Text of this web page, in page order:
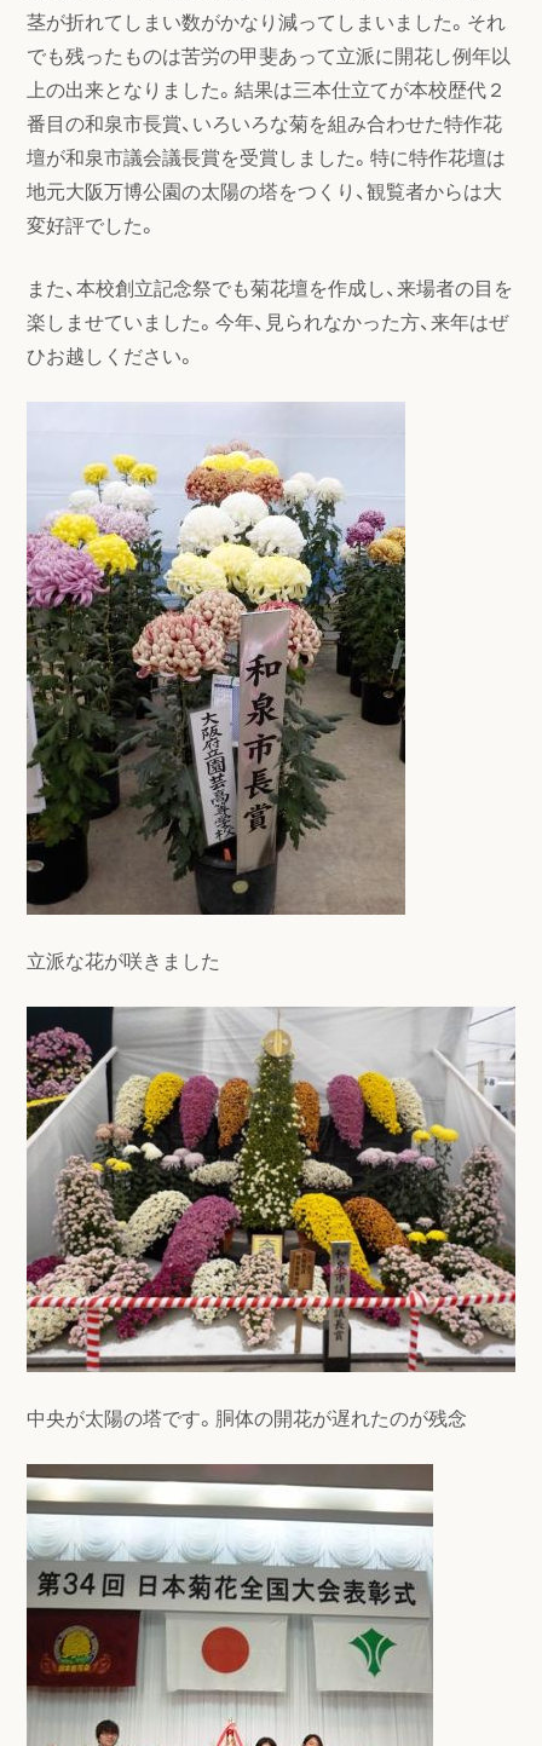
茎が折れてしまい数がかなり減ってしまいました。それ
でも残ったものは苦労の甲斐あって立派に開花し例年以
上の出来となりました。結果は三本仕立てが本校歴代２
番目の和泉市長賞、いろいろな菊を組み合わせた特作花
壇が和泉市議会議長賞を受賞しました。特に特作花壇は
地元大阪万博公園の太陽の塔をつくり、観覧者からは大
変好評でした。
また、本校創立記念祭でも菊花壇を作成し、来場者の目を
楽しませていました。今年、見られなかった方、来年はぜ
ひお越しください。
立派な花が咲きました
中央が太陽の塔です。胴体の開花が遅れたのが残念